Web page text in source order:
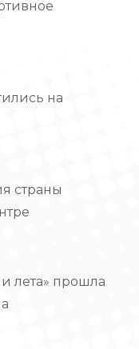
на
страны
лета» прошла